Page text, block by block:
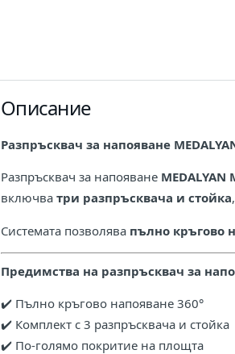
Описание
Разпръсквач за напояване
Разпръсквач за напояване MEDALYAN
включва три разпръсквача и стойка
Системата позволява пълно кръгово
Предимства на разпръсквач за
✔️ Пълно кръгово напояване 360°
✔️ Комплект с 3 разпръсквача и стойка
✔️ По-голямо покритие на площта